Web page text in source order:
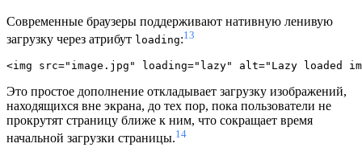
Современные браузеры поддерживают нативную ленивую
загрузку через атрибут loading:13
Это простое дополнение откладывает загрузку изображений,
находящихся вне экрана, до тех пор, пока пользователи не
прокрутят страницу ближе к ним, что сокращает время
начальной загрузки страницы.14